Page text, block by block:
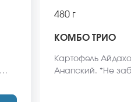
480 г
КОМБО ТРИО
Картофель
Анапский. *Не